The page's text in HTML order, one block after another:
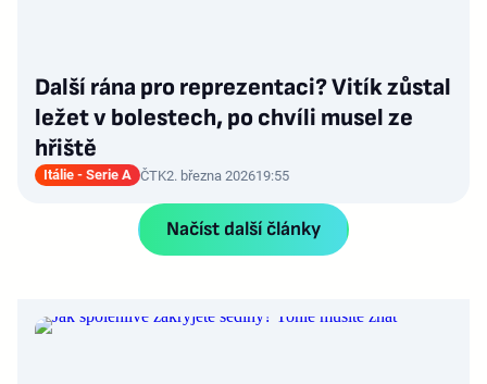
Další rána pro reprezentaci? Vitík zůstal
ležet v bolestech, po chvíli musel ze
hřiště
Itálie - Serie A ČTK2. března 202619:55
Načíst další články